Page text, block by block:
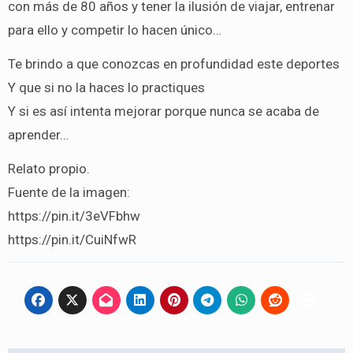
con más de 80 años y tener la ilusión de viajar, entrenar
para ello y competir lo hacen único…
Te brindo a que conozcas en profundidad este deportes
Y que si no la haces lo practiques
Y si es así intenta mejorar porque nunca se acaba de
aprender…
Relato propio.
Fuente de la imagen:
https://pin.it/3eVFbhw
https://pin.it/CuiNfwR